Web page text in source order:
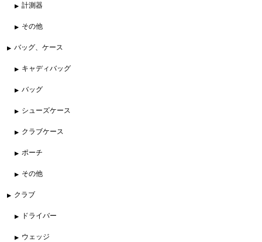
計測器
その他
バッグ、ケース
キャディバッグ
バッグ
シューズケース
クラブケース
ポーチ
その他
クラブ
ドライバー
ウェッジ